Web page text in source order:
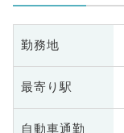
勤務地
最寄り駅
自動車通勤